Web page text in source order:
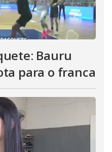
Bauru
para o franca